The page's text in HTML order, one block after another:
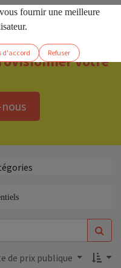
Se connecter FR
votre
de prix publique
fournir une meilleure
d'accord Refuser